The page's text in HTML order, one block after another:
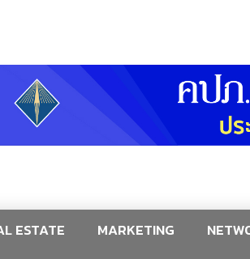
ESTATE MARKETING